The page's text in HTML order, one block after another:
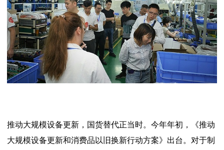
推动大规模设备更新，国货替代正当时。今年年初，《推动
大规模设备更新和消费品以旧换新行动方案》出台。对于制